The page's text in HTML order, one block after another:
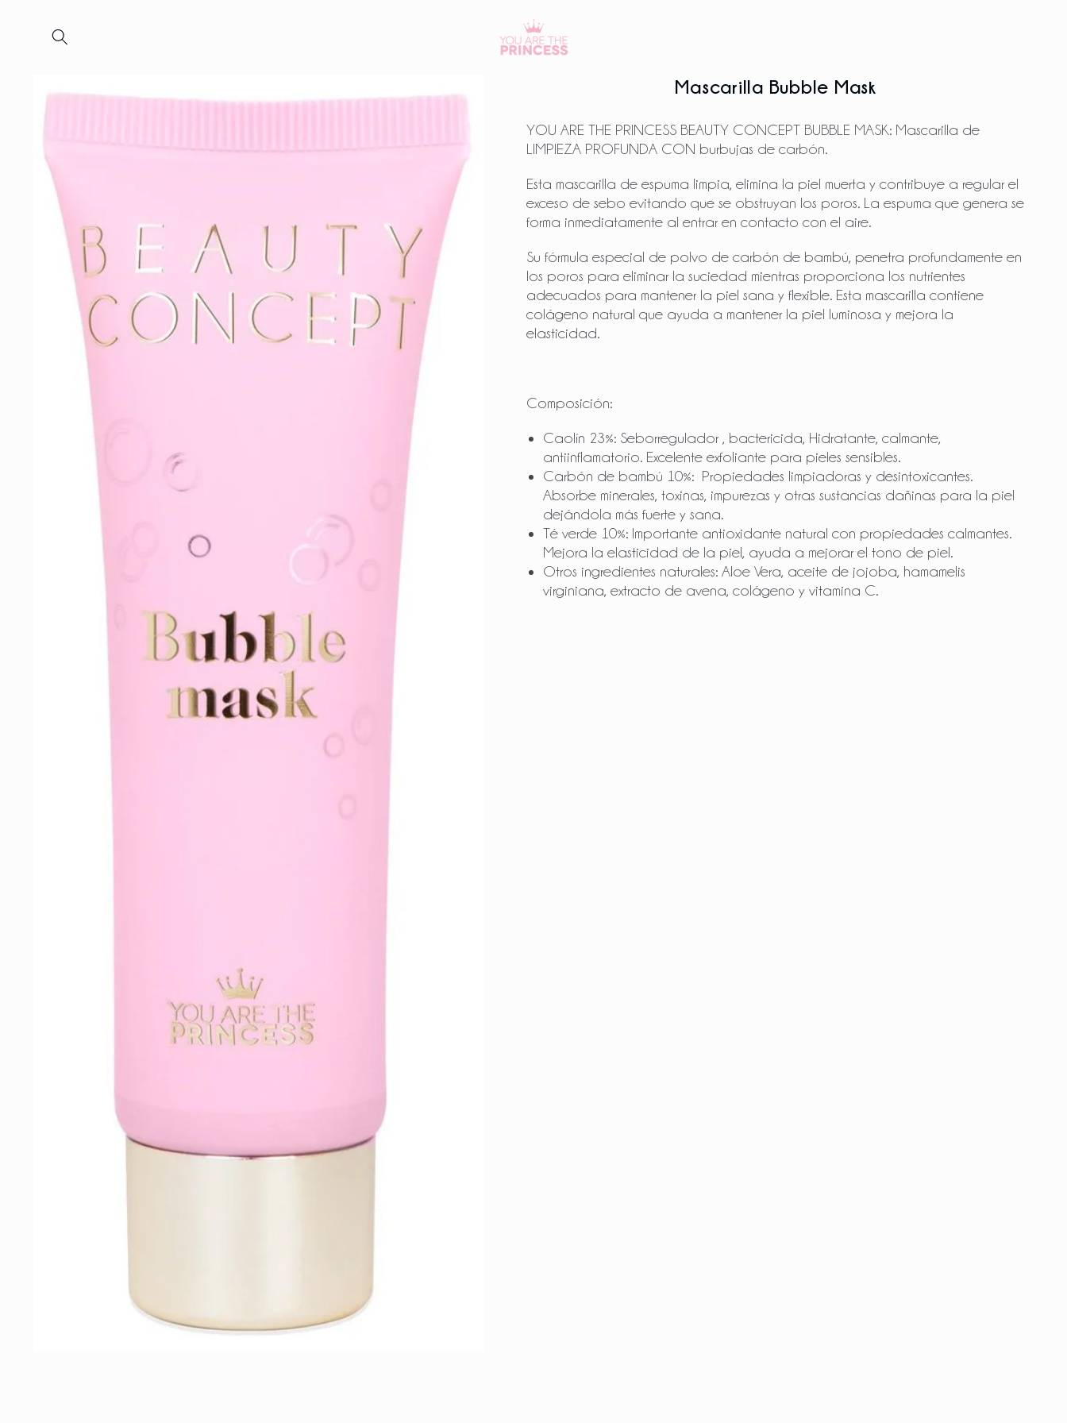
al contenido
información
Mascarilla Bubble Mask
YOU ARE THE PRINCESS BEAUTY CONCEPT BUBBLE MASK: Mascarilla de
LIMPIEZA PROFUNDA CON burbujas de carbón.
Esta mascarilla de espuma limpia, elimina la piel muerta y contribuye a regular el
exceso de sebo evitando que se obstruyan los poros. La espuma que genera se
forma inmediatamente al entrar en contacto con el aire.
Su fórmula especial de polvo de carbón de bambú, penetra profundamente en
los poros para eliminar la suciedad mientras proporciona los nutrientes
adecuados para mantener la piel sana y flexible. Esta mascarilla contiene
colágeno natural que ayuda a mantener la piel luminosa y mejora la
elasticidad.
Composición:
Caolín 23%: Seborregulador , bactericida, Hidratante, calmante,
antiinflamatorio. Excelente exfoliante para pieles sensibles.
Carbón de bambú 10%: Propiedades limpiadoras y desintoxicantes.
Absorbe minerales, toxinas, impurezas y otras sustancias dañinas para la piel
dejándola más fuerte y sana.
Té verde 10%: Importante antioxidante natural con propiedades calmantes.
Mejora la elasticidad de la piel, ayuda a mejorar el tono de piel.
Otros ingredientes naturales: Aloe Vera, aceite de jojoba, hamamelis
virginiana, extracto de avena, colágeno y vitamina C.